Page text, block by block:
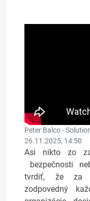
Peter Balco -
26.11.2025, 14:50
Asi nikto zo
bezpečnosti
tvrdiť, že za
zodpovedný